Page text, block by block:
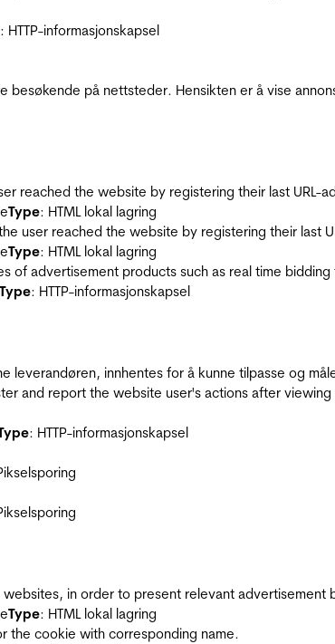
: HTTP-informasjonskapsel
besøkende på nettsteder. Hensikten er å vise
reached the website by registering their last URL-
Type: HTML lokal lagring
user reached the website by registering their last
Type: HTML lokal lagring
of advertisement products such as real time
Type: HTTP-informasjonskapsel
leverandøren, innhentes for å kunne tilpasse og
and report the website user's actions after
: HTTP-informasjonskapsel
in order to present relevant advertisement
Type: HTML lokal lagring
the cookie with corresponding name.